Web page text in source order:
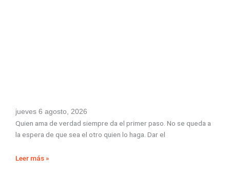
jueves 6 agosto, 2026
Quien ama de verdad siempre da el primer paso. No se queda a
la espera de que sea el otro quien lo haga. Dar el
Leer más »